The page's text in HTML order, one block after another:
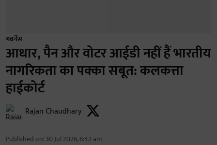
गवर्नेंस
आधार, पैन और वोटर आईडी नहीं हैं भारतीय
नागरिकता का पक्का सबूत: कलकत्ता
हाईकोर्ट
Rajan Chaudhary
Published on: 30 Jul 2026, 6:42 am